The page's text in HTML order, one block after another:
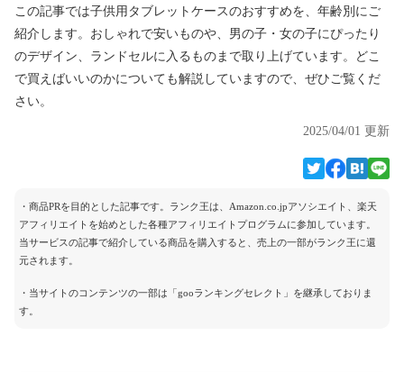
この記事では子供用タブレットケースのおすすめを、年齢別にご
紹介します。おしゃれで安いものや、男の子・女の子にぴったり
のデザイン、ランドセルに入るものまで取り上げています。どこ
で買えばいいのかについても解説していますので、ぜひご覧くだ
さい。
2025/04/01 更新
・商品PRを目的とした記事です。ランク王は、Amazon.co.jpアソシエイト、楽天
アフィリエイトを始めとした各種アフィリエイトプログラムに参加しています。
当サービスの記事で紹介している商品を購入すると、売上の一部がランク王に還
元されます。
・当サイトのコンテンツの一部は「gooランキングセレクト」を継承しておりま
す。